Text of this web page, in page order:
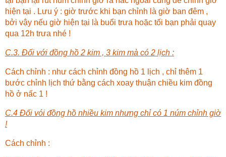
hiện tại . Lưu ý : giờ trước khi bạn chỉnh là giờ ban đêm ,
bởi vậy nếu giờ hiện tại là buổi trưa hoặc tối bạn phải quay
qua 12h trưa nhé !
C.3. Đối với đồng hồ 2 kim , 3 kim mà có 2 lịch :
Cách chỉnh : như cách chỉnh đồng hồ 1 lịch , chỉ thêm 1
bước chỉnh lịch thứ bằng cách xoay thuận chiều kim đồng
hồ ở nấc 1 !
C.4 Đối vói đồng hồ nhiều kim nhưng chỉ có 1 núm chỉnh giờ
!
Cách chỉnh :